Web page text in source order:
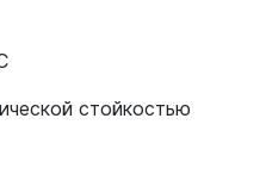
стойкостью